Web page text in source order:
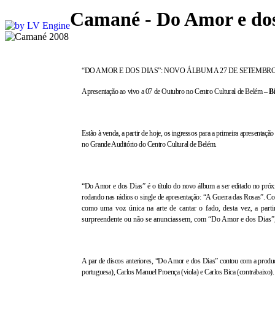
Camané - Do Amor e
“DO AMOR E DOS DIAS”: NOVO ÁLBUM A 27 DE
Apresentação ao vivo a 07 de Outubro no Centro Cultural de Belém –
Estão à venda, a partir de hoje, os ingressos para a primeira
no Grande Auditório do Centro Cultural de Belém.
“Do Amor e dos Dias” é o título do novo álbum a ser editado no
rodando nas rádios osinglede apresentação: “A Guerra das Rosas”.
como uma voz única na arte de cantar o fado, desta vez, a
surpreendente ou não se anunciassem, com “Do Amor e dos
A par de discos anteriores, “Do Amor e dos Dias” contou com a
portuguesa), Carlos Manuel Proença (viola) eCarlos Bica(contrabaixo).